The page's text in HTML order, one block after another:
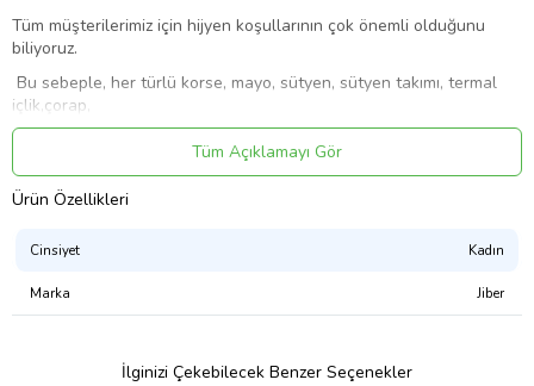
Tüm müşterilerimiz için hijyen koşullarının çok önemli olduğunu
biliyoruz.
Bu sebeple, her türlü korse, mayo, sütyen, sütyen takımı, termal
içlik,çorap,
boxer, külot, slip, Atlet ve Fanila modelleri ve benzeri alt ve üst
hijyenik ürünler ile iç giyim kategorisindeki hiç bir ürünün
tarz ürünlerin iadesi veya değişimi yapılamadığından renk ve beden
Mağazamızdan Alacağınız Tüm Ürünler Tek Kargoyla
Tüm Açıklamayı Gör
Ürün Özellikleri
Cinsiyet Kadın
Marka Jiber
İlginizi Çekebilecek Benzer Seçenekler